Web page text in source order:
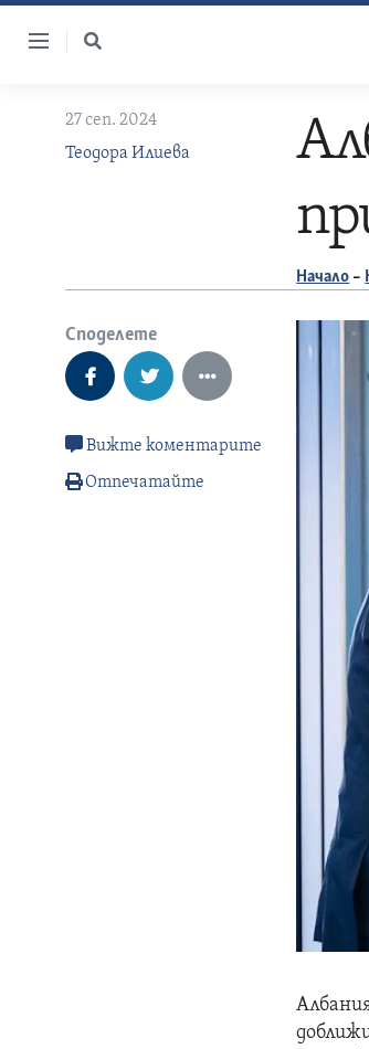
Skip
27 сеп. 2024
Теодора Илиева
Начало –
Споделете
Вижте коментарите
Отпечатайте